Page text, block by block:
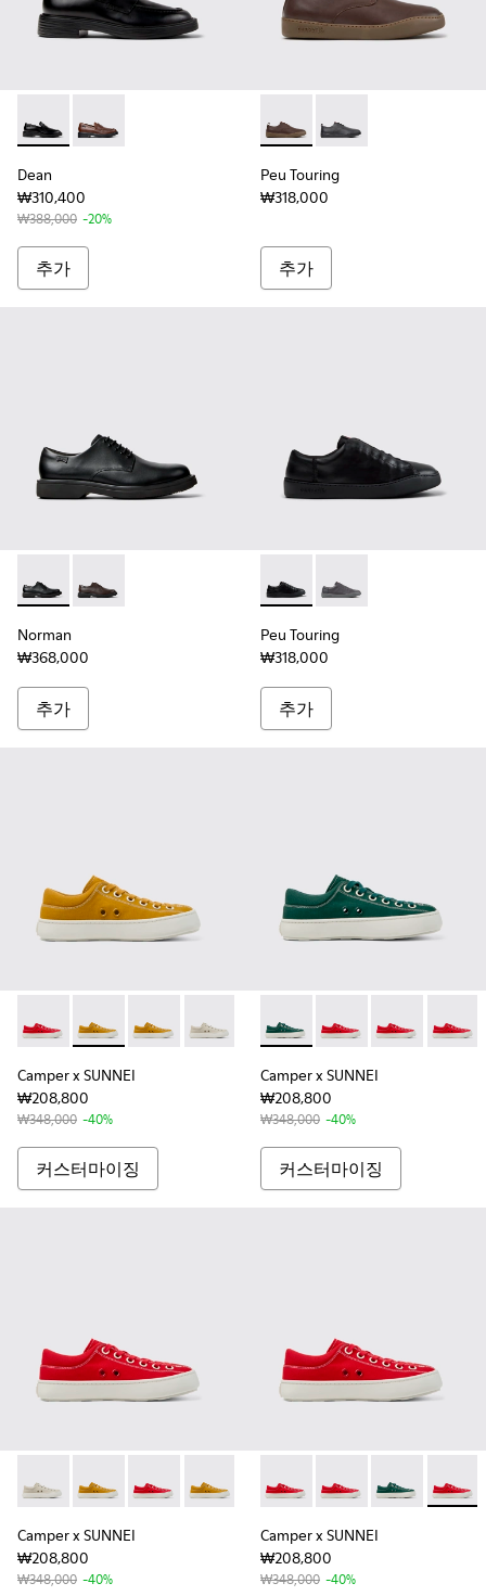
Dean - K101045-001 - 남성용 블랙 가죽 소재 모카신
Dean - K101045-005
Dean
₩310,400
₩388,000 -20%
추가
Peu Touring - K100977-009
Peu Touring -
Peu Touring
₩318,000
추가
Norman - K100998-001 - 남성용 블랙 가죽 소재 슈즈
Norman - K100998-002
Norman
₩368,000
추가
Peu Touring - K101083-001
Peu Touring -
Peu Touring
₩318,000
추가
Camper x SUNNEI - K100996-999-S044 - 남성 블루 컬러 텍
Camper x SUNNEI - K100996-999-S022 - 남성 머스
Camper x SUNNEI - K100996-002
Camper x SUNNEI - K100996-005
Camper x SUNNEI -
Camper x SUNNEI -
Camper xCamper x
Camper x SUNNEI
₩208,800
₩348,000 -40%
커스터마이징
Camper x SUNNEI -
Camper x SUNNEI -
Camper x
Camper x SUNNEI
₩208,800
₩348,000 -40%
커스터마이징
Camper x SUNNEI - K100996-005
Camper x SUNNEI - K100996-002
Camper x SUNNEI - K100996-999-S044 - 남
Camper x SUNNEI - K100996-999-
Camper x SUNNEI - K100996-
Camper x SUNNEI -
Camper xCamper x
Camper x SUNNEI
₩208,800
₩348,000 -40%
Camper x SUNNEI -
Camper x SUNNEI -
Camper x
Camper x SUNNEI
₩208,800
₩348,000 -40%